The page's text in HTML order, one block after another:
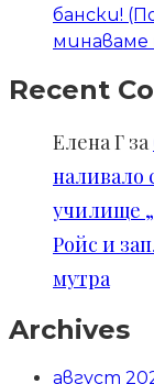
бански!
Recent
Елена Г за
наливало
училище
Ройс и
мутра
Archives
август